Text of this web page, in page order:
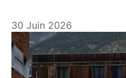
30 Juin 2026